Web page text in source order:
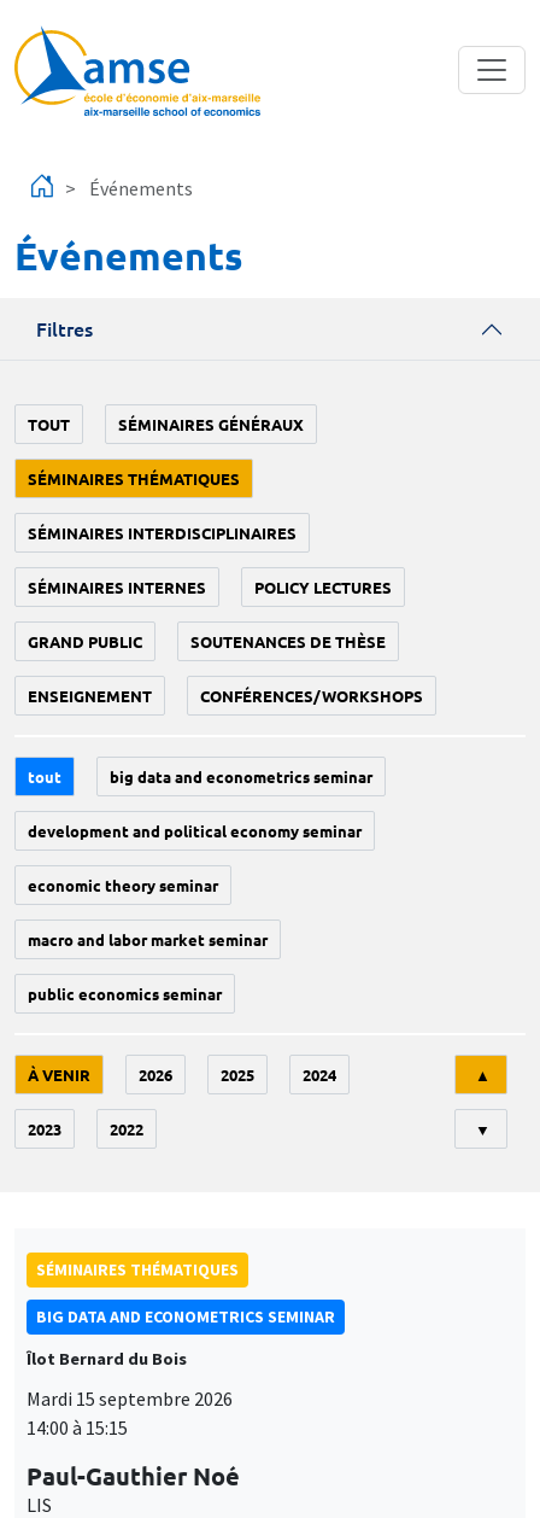
Événements
Événements
Filtres
TOUT SÉMINAIRES GÉNÉRAUX
SÉMINAIRES THÉMATIQUES
SÉMINAIRES INTERDISCIPLINAIRES
SÉMINAIRES INTERNES POLICY LECTURES
GRAND PUBLIC SOUTENANCES DE THÈSE
ENSEIGNEMENT CONFÉRENCES/WORKSHOPS
tout big data and econometrics seminar
development and political economy seminar
economic theory seminar
macro and labor market seminar
public economics seminar
À VENIR 2026 2025 2024
2023 2022
▲
▼
SÉMINAIRES THÉMATIQUES
BIG DATA AND ECONOMETRICS SEMINAR
Îlot Bernard du Bois
Mardi 15 septembre 2026
14:00 à 15:15
Paul-Gauthier Noé
LIS